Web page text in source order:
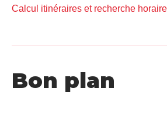
Calcul itinéraires et recherche
Bon plan